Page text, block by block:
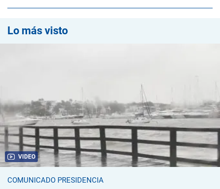
Lo más visto
VIDEO
COMUNICADO PRESIDENCIA